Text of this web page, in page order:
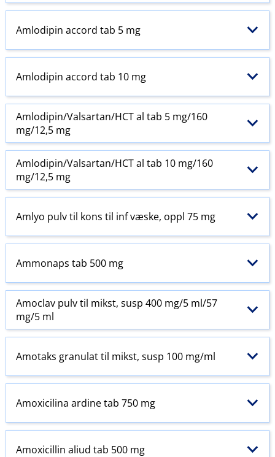
Amlodipin accord tab 5 mg
Amlodipin accord tab 10 mg
Amlodipin​/​Valsartan​/​HCT al tab 5 mg/160
mg/12,5 mg
Amlodipin​/​Valsartan​/​HCT al tab 10 mg/160
mg/12,5 mg
Amlyo pulv til kons til inf væske, oppl 75 mg
Ammonaps tab 500 mg
Amoclav pulv til mikst, susp 400 mg/5 ml/57
mg/5 ml
Amotaks granulat til mikst, susp 100 mg/ml
Amoxicilina ardine tab 750 mg
Amoxicillin aliud tab 500 mg